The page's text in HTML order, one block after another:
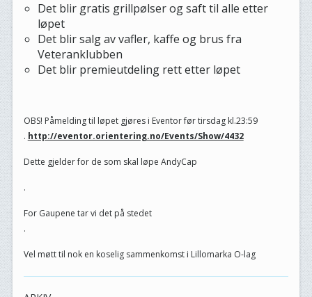
Det blir gratis grillpølser og saft til alle etter
løpet
Det blir salg av vafler, kaffe og brus fra
Veteranklubben
Det blir premieutdeling rett etter løpet
OBS! Påmelding til løpet gjøres i Eventor før tirsdag kl.23:59
. http://eventor.orientering.no/Events/Show/4432
Dette gjelder for de som skal løpe AndyCap
.
For Gaupene tar vi det på stedet
.
Vel møtt til nok en koselig sammenkomst i Lillomarka O-lag